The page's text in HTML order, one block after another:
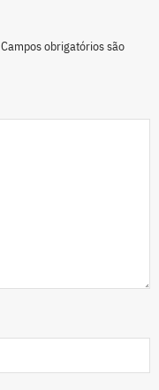
Campos obrigatórios são